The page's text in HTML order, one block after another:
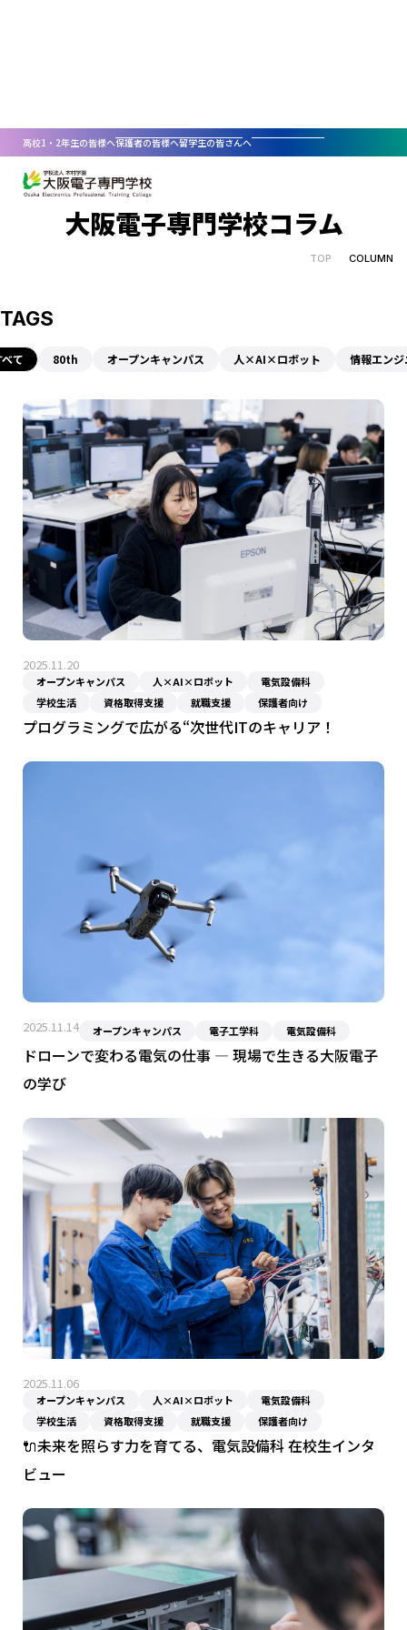
高校1・2年生の皆様へ保護者の皆様へ留学生の皆さんへ
講師陣のサポート
資格合格・就職実績
卒業生インタビュー
設備環境
編入実績
ITコース
パソコンメンテコース
ネットワークコース
情報エンジニア科 デザイン分野
WEBデザインコース
プロダクトデザインコース
グラフィックデザインコース
電子工学科
ロボットコース
電子コース
家電サービスコース
電気設備科
電気設備コース
資格取得
就職支援
AO入試
留学生の皆さんへ
学費・その他諸経費
学費減額制度
各種奨学金制度・学割
入学までの流れ
資料請求
コラム
オープンキャンパス 資料請求
高校1・2年生の皆様へ
保護者の皆様へ
再進学をお考えの方へ
卒業生の方へ
留学生の皆さんへ
企業採用担当者の方へ
COLUMN
大阪電子専門学校コラム
TOP COLUMN
TAGS
て 80th オープンキャンパス 人×AI×ロボット 情報エン
2025.11.20
オープンキャンパス 人×AI×ロボット
電気設備科
学校生活
資格取得支援 就職支援 保護者向け
プログラミングで広がる“次世代ITのキャリア！
2025.11.14 オープンキャンパス 電子工学科 電気設備科
ドローンで変わる電気の仕事 ― 現場で生きる大阪電子
の学び
2025.11.06
オープンキャンパス 人×AI×ロボット
電気設備科
学校生活
資格取得支援 就職支援 保護者向け
🔌未来を照らす力を育てる、電気設備科 在校生インタ
ビュー